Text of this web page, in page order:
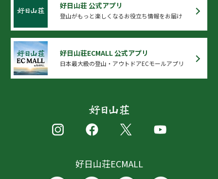
好日山荘 公式アプリ
登山がもっと楽しくなるお役立ち情報をお届け
好日山荘ECMALL 公式アプリ
日本最大級の登山・アウトドアECモールアプリ
好日山荘ECMALL